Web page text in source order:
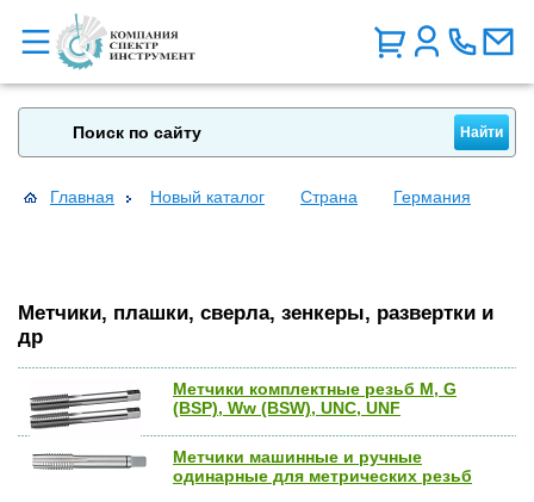
Главная Новый каталог Страна Германия
Метчики, плашки, сверла, зенкеры, развертки и
др
Метчики комплектные резьб М, G
(BSP), Ww (BSW), UNC, UNF
Метчики машинные и ручные
одинарные для метрических резьб